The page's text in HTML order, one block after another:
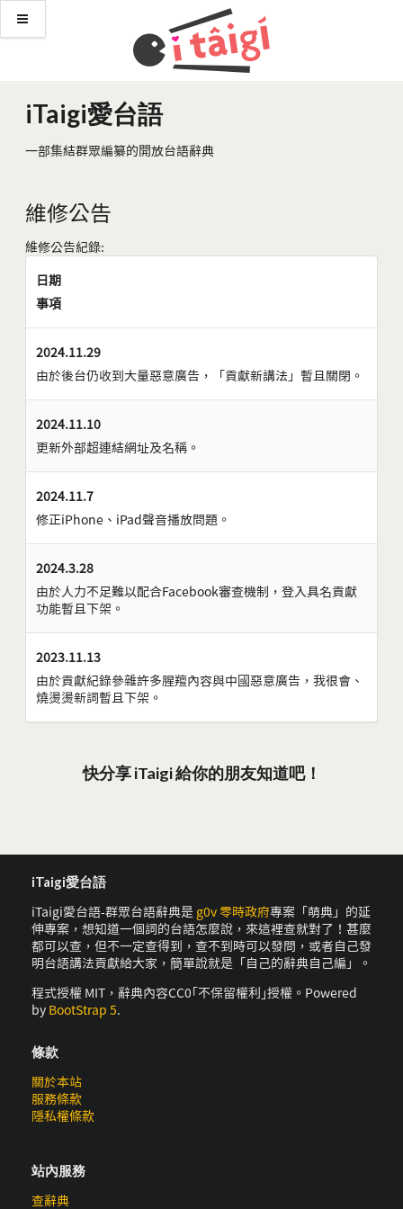
iTaigi愛台語
一部集結群眾編纂的開放台語辭典
維修公告
維修公告紀錄:
日期
事項
2024.11.29
由於後台仍收到大量惡意廣告，「貢獻新講法」暫且關閉。
2024.11.10
更新外部超連結網址及名稱。
2024.11.7
修正iPhone、iPad聲音播放問題。
2024.3.28
由於人力不足難以配合Facebook審查機制，登入具名貢獻
功能暫且下架。
2023.11.13
由於貢獻紀錄參雜許多腥羶內容與中國惡意廣告，我很會、
燒燙燙新詞暫且下架。
快分享 iTaigi 給你的朋友知道吧！
iTaigi愛台語
iTaigi愛台語-群眾台語辭典是 g0v 零時政府專案「萌典」的延
伸專案，想知道一個詞的台語怎麼說，來這裡查就對了！甚麼
都可以查，但不一定查得到，查不到時可以發問，或者自己發
明台語講法貢獻給大家，簡單說就是「自己的辭典自己編」。
程式授權 MIT，辭典內容CC0｢不保留權利｣授權。Powered
by BootStrap 5.
條款
關於本站
服務條款
隱私權條款
站內服務
查辭典